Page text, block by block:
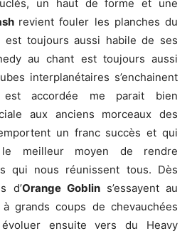
un haut de forme et une
revient fouler les planches du
est toujours aussi habile de ses
au chant est toujours aussi
interplanétaires s’enchainent
accordée me parait bien
aux anciens morceaux des
un franc succès et qui
le meilleur moyen de rendre
qui nous réunissent tous. Dès
d’Orange Goblin s’essayent au
grands coups de chevauchées
ensuite vers du Heavy